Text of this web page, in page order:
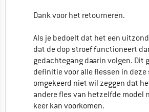
Dank voor het retourneren.
Als je bedoelt dat het een
dat de dop stroef functioneert
gedachtegang daarin volgen. Dit
definitie voor alle flessen in deze
omgekeerd niet wil zeggen dat
andere fles van hetzelfde model
keer kan voorkomen.